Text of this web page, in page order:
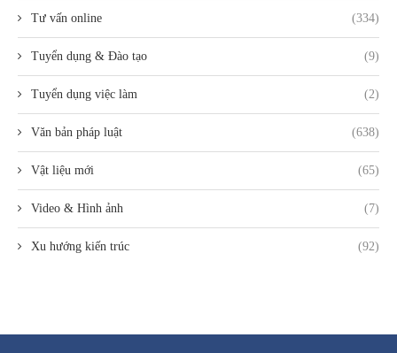
Tư vấn online (334)
Tuyển dụng & Đào tạo (9)
Tuyển dụng việc làm (2)
Văn bản pháp luật (638)
Vật liệu mới (65)
Video & Hình ảnh (7)
Xu hướng kiến trúc (92)